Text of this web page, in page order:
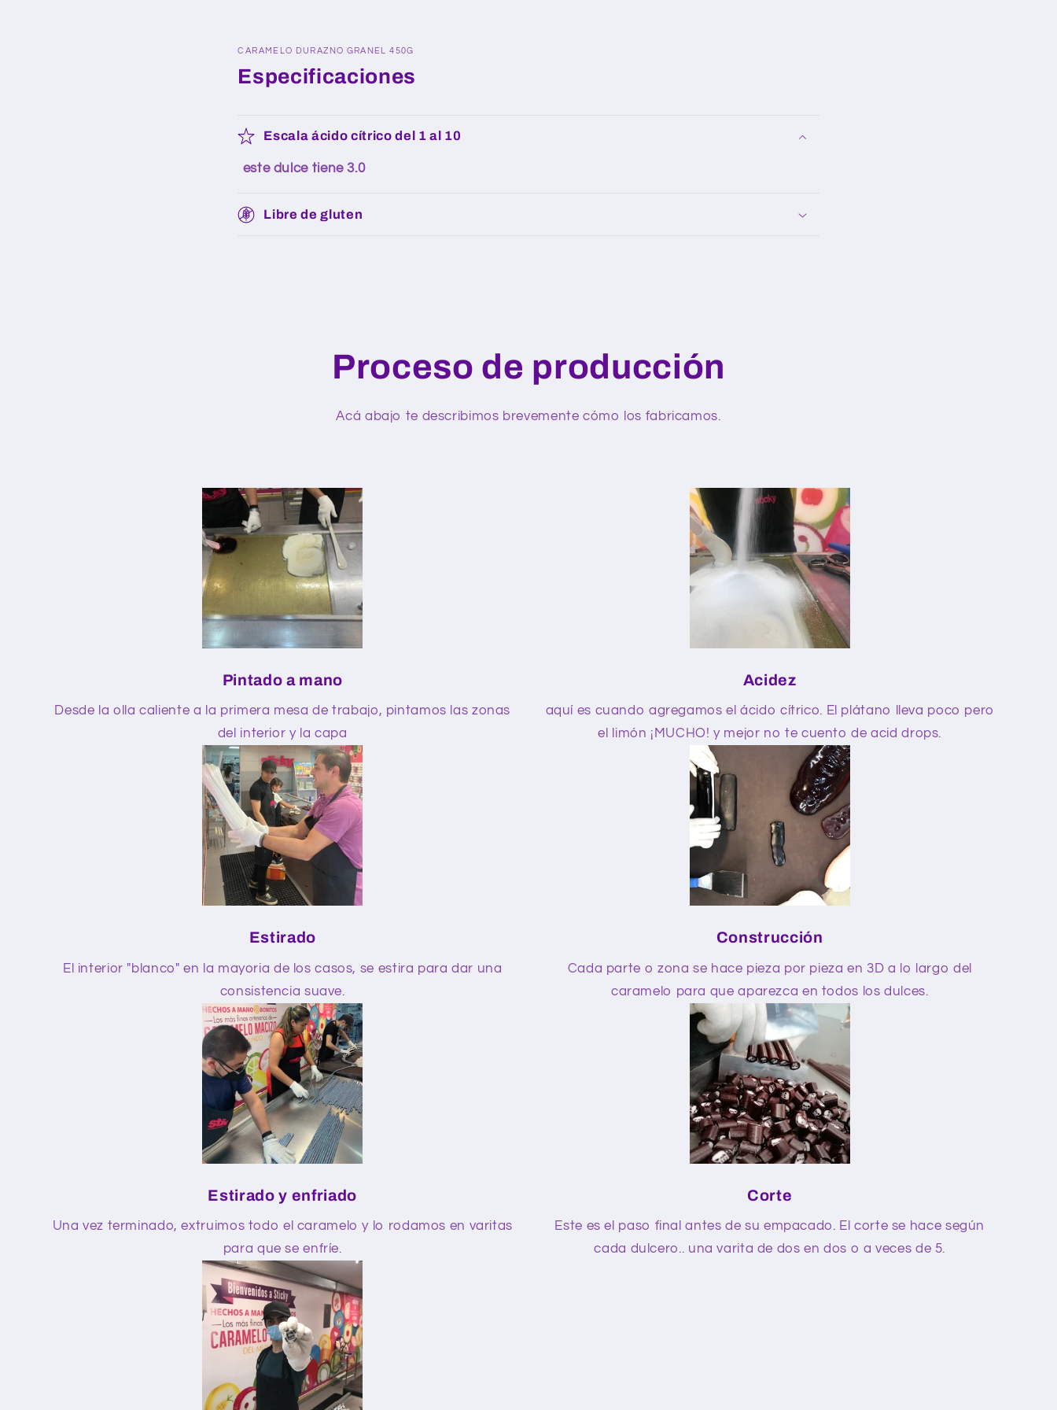
CARAMELO DURAZNO GRANEL 450G
Especificaciones
Escala ácido cítrico del 1 al 10
este dulce tiene3.0
Libre de gluten
Proceso de producción
Acá abajo te describimos brevemente cómo los fabricamos.
Pintado a mano
Desde la olla caliente a la primera mesa de trabajo, pintamos las zonas
del interior y la capa
Acidez
aquí es cuando agregamos el ácido cítrico. El plátano lleva poco pero
el limón ¡MUCHO! y mejor no te cuento de acid drops.
Estirado
El interior "blanco" en la mayoria de los casos, se estira para dar una
consistencia suave.
Construcción
Cada parte o zona se hace pieza por pieza en 3D a lo largo del
caramelo para que aparezca en todos los dulces.
Estirado y enfriado
Una vez terminado, extruimos todo el caramelo y lo rodamos en varitas
para que se enfríe.
Corte
Este es el paso final antes de su empacado. El corte se hace según
cada dulcero.. una varita de dos en dos o a veces de 5.